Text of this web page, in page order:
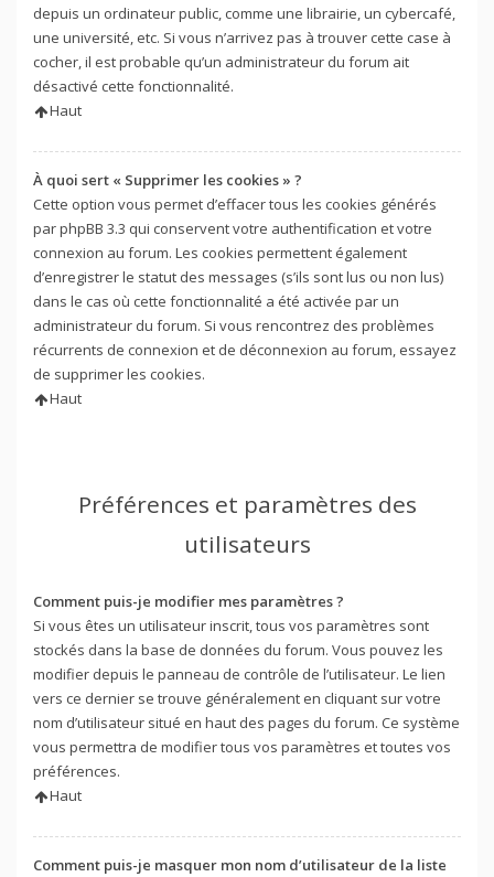
depuis un ordinateur public, comme une librairie, un cybercafé,
une université, etc. Si vous n’arrivez pas à trouver cette case à
cocher, il est probable qu’un administrateur du forum ait
désactivé cette fonctionnalité.
Haut
À quoi sert « Supprimer les cookies » ?
Cette option vous permet d’effacer tous les cookies générés
par phpBB 3.3 qui conservent votre authentification et votre
connexion au forum. Les cookies permettent également
d’enregistrer le statut des messages (s’ils sont lus ou non lus)
dans le cas où cette fonctionnalité a été activée par un
administrateur du forum. Si vous rencontrez des problèmes
récurrents de connexion et de déconnexion au forum, essayez
de supprimer les cookies.
Haut
Préférences et paramètres des
utilisateurs
Comment puis-je modifier mes paramètres ?
Si vous êtes un utilisateur inscrit, tous vos paramètres sont
stockés dans la base de données du forum. Vous pouvez les
modifier depuis le panneau de contrôle de l’utilisateur. Le lien
vers ce dernier se trouve généralement en cliquant sur votre
nom d’utilisateur situé en haut des pages du forum. Ce système
vous permettra de modifier tous vos paramètres et toutes vos
préférences.
Haut
Comment puis-je masquer mon nom d’utilisateur de la liste